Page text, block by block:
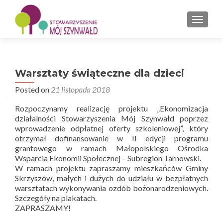
Warsztaty świąteczne dla dzieci
Posted on 21 listopada 2018
Rozpoczynamy realizację projektu „Ekonomizacja
działalności Stowarzyszenia Mój Szynwałd poprzez
wprowadzenie odpłatnej oferty szkoleniowej”, który
otrzymał dofinansowanie w II edycji programu
grantowego w ramach Małopolskiego Ośrodka
Wsparcia Ekonomii Społecznej – Subregion Tarnowski.
W ramach projektu zapraszamy mieszkańców Gminy
Skrzyszów, małych i dużych do udziału w bezpłatnych
warsztatach wykonywania ozdób bożonarodzeniowych.
Szczegóły na plakatach.
ZAPRASZAMY!